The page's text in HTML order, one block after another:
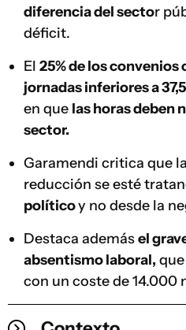
diferencia del sector
déficit.
El 25% de los
jornadas inferiores a
en que las horas deben
sector.
Garamendi critica que la propuesta de
reducción se esté
políticoy no desde la
Destaca ademásel
absentismo laboral,
con un coste de 14.000